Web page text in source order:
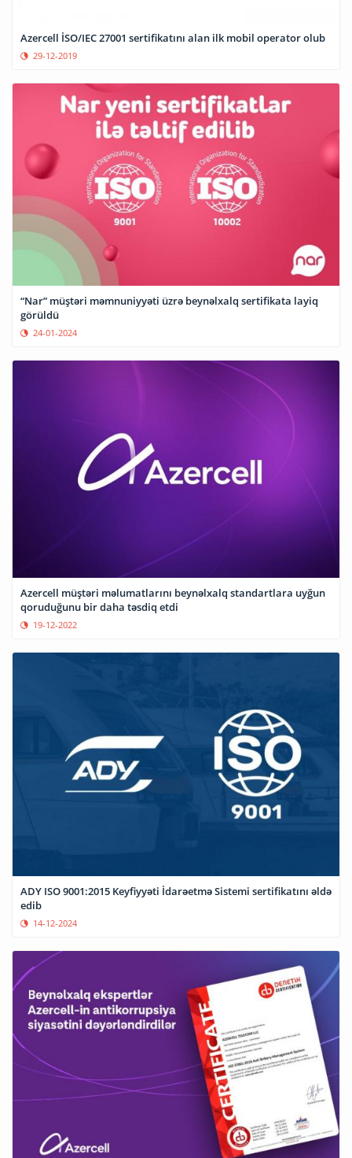
Azercell İSO/IEC 27001 sertifikatını alan ilk mobil operator olub
29-12-2019
“Nar” müştəri məmnuniyyəti üzrə beynəlxalq sertifikata layiq
görüldü
24-01-2024
Azercell müştəri məlumatlarını beynəlxalq standartlara uyğun
qoruduğunu bir daha təsdiq etdi
19-12-2022
ADY ISO 9001:2015 Keyfiyyəti İdarəetmə Sistemi sertifikatını əldə
edib
14-12-2024